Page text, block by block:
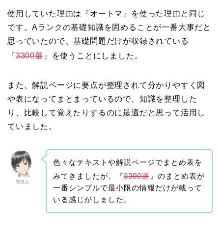
使用していた理由は『オートマ』を使った理由と同じ
です。Aランクの基礎知識を固めることが一番大事だと
思っていたので、基礎問題だけが収録されている
『3300選 』を使うことにしました。
また、解説ページに要点が整理されて分かりやすく図
や表になってまとまっているので、知識を整理した
り、比較して覚えたりするのに最適だと思って活用し
ていました。
管理人
色々なテキストや解説ページでまとめ表を
みてきましたが、『3300選 』のまとめ表が
一番シンプルで最小限の情報だけが載って
いる感じがしました。